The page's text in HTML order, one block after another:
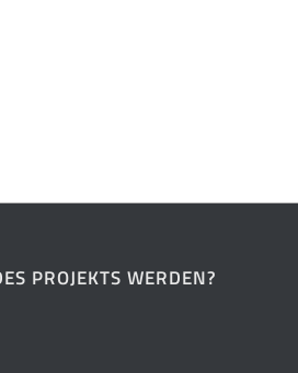
PROJEKTS WERDEN?